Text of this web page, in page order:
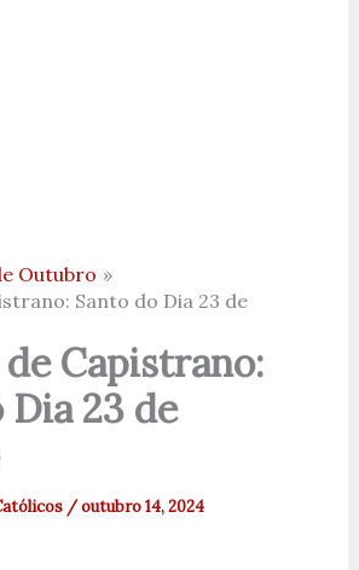
Outubro
Santo do Dia 23 de
de Capistrano:
Dia 23 de
/outubro 14, 2024